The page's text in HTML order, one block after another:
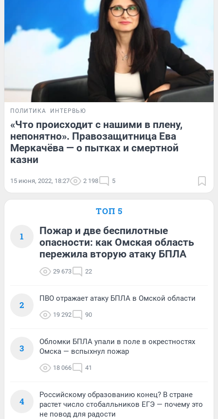
ПОЛИТИКА ИНТЕРВЬЮ
«Что происходит с нашими в плену,
непонятно». Правозащитница Ева
Меркачёва — о пытках и смертной
казни
15 июня, 2022, 18:27 2 198 5
ТОП 5
1
Пожар и две беспилотные
опасности: как Омская область
пережила вторую атаку БПЛА
29 673 22
2
ПВО отражает атаку БПЛА в Омской области
19 292 90
3
Обломки БПЛА упали в поле в окрестностях
Омска — вспыхнул пожар
18 066 41
4
Российскому образованию конец? В стране
растет число стобалльников ЕГЭ — почему это
не повод для радости